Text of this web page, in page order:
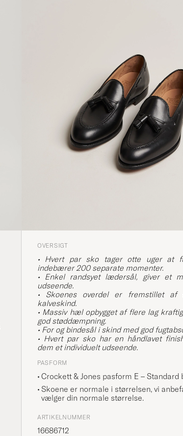
OVERSIGT
• Hvert par sko tager otte uger at
indebærer 200 separate momenter.
• Enkel randsyet lædersål, giver et
udseende.
• Skoenes overdel er fremstillet af
kalveskind.
• Massiv hæl opbygget af flere lag
god støddæmpning.
• For og bindesål i skind med god
• Hvert par sko har en håndlavet
dem et individuelt udseende.
PASFORM
Crockett & Jones pasform E – Standard
Skoene er normale i størrelsen, vi
vælger din normale størrelse.
ARTIKELNUMMER
16686712